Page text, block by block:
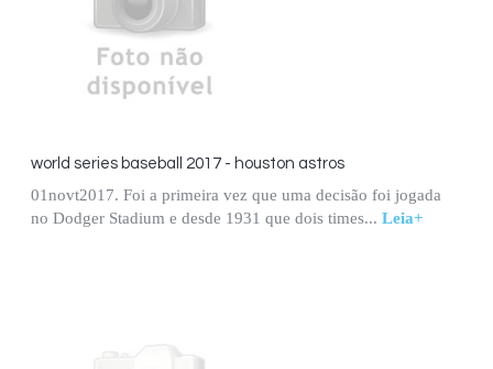
world series baseball 2017 - houston astros
01novt2017. Foi a primeira vez que uma decisão foi jogada
no Dodger Stadium e desde 1931 que dois times... Leia+